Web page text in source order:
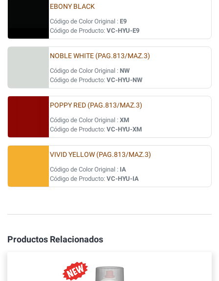
EBONY BLACK
Código de Color Original : E9
Código de Producto: VC-HYU-E9
NOBLE WHITE (PAG.813/MAZ.3)
Código de Color Original : NW
Código de Producto: VC-HYU-NW
POPPY RED (PAG.813/MAZ.3)
Código de Color Original : XM
Código de Producto: VC-HYU-XM
VIVID YELLOW (PAG.813/MAZ.3)
Código de Color Original : IA
Código de Producto: VC-HYU-IA
Productos Relacionados